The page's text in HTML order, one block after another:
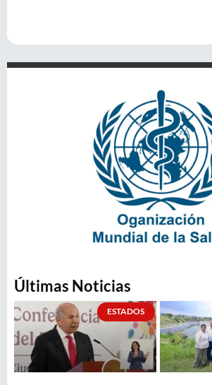
Últimas Noticias
ESTADOS